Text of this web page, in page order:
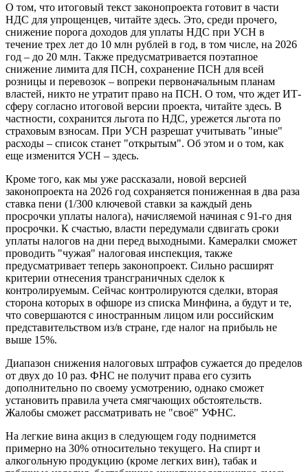
О том, что итоговый текст законопроекта готовит в части
НДС для упрощенцев, читайте здесь. Это, среди прочего,
снижение порога доходов для уплаты НДС при УСН в
течение трех лет до 10 млн рублей в год, в том числе, на 2026
год – до 20 млн. Также предусматривается поэтапное
снижение лимита для ПСН, сохранение ПСН для всей
розницы и перевозок – вопреки первоначальным планам
властей, никто не утратит право на ПСН. О том, что ждет ИТ-
сферу согласно итоговой версии проекта, читайте здесь. В
частности, сохранится льгота по НДС, урежется льгота по
страховым взносам. При УСН разрешат учитывать "иные"
расходы – список станет "открытым". Об этом и о том, как
еще изменится УСН – здесь.
Кроме того, как мы уже рассказали, новой версией
законопроекта на 2026 год сохраняется пониженная в два раза
ставка пени (1/300 ключевой ставки за каждый день
просрочки уплаты налога), начисляемой начиная с 91-го дня
просрочки. К счастью, власти передумали сдвигать сроки
уплаты налогов на дни перед выходными. Камералки сможет
проводить "чужая" налоговая инспекция, также
предусматривает теперь законопроект. Сильно расширят
критерии отнесения трансграничных сделок к
контролируемым. Сейчас контролируются сделки, вторая
сторона которых в офшоре из списка Минфина, а будут и те,
что совершаются с иностранным лицом или российским
представительством из/в стране, где налог на прибыль не
выше 15%.
Диапазон снижения налоговых штрафов сужается до пределов
от двух до 10 раз. ФНС не получит права его сузить
дополнительно по своему усмотрению, однако сможет
установить правила учета смягчающих обстоятельств.
Жалобы сможет рассматривать не "своё" УФНС.
На легкие вина акциз в следующем году поднимется
примерно на 30% относительно текущего. На спирт и
алкогольную продукцию (кроме легких вин), табак и